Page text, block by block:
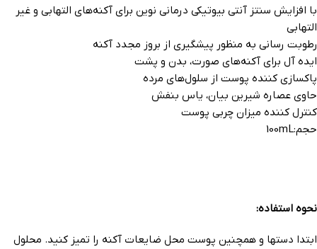
با افزایش سنتز آنتی بیوتیکی درمانی نوین برای آکنه‌های التهابی و غیر
التهابی
رطوبت رسانی به منظور پیشگیری از بروز مجدد آکنه
ایده آل برای آکنه‌های صورت، بدن و پشت
پاکسازی کننده پوست از سلول‌های مرده
حاوی عصاره شیرین بیان، یاس بنفش
کنترل کننده میزان چربی پوست
حجم:100mL
نحوه استفاده:
ابتدا دستها و همچنین پوست محل ضایعات آکنه را تمیز کنید. محلول